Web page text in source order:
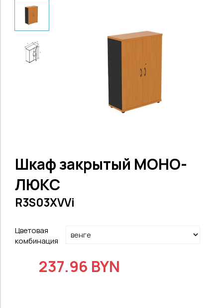
Шкаф закрытый МОНО-
ЛЮКС
R3S03XVVi
Цветовая
комбинация
237.96 BYN